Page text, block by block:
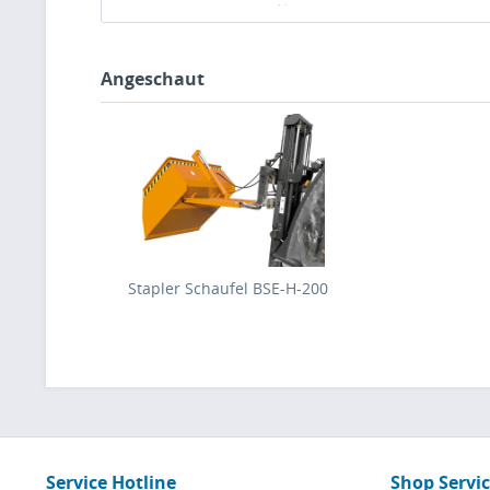
inkl. MwSt
Angeschaut
Stapler Schaufel BSE-H-200
Service Hotline Shop